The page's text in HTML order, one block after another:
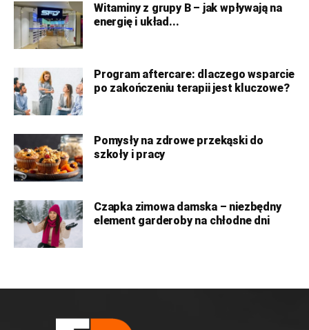
Witaminy z grupy B – jak wpływają na
energię i układ...
Program aftercare: dlaczego wsparcie
po zakończeniu terapii jest kluczowe?
Pomysły na zdrowe przekąski do
szkoły i pracy
Czapka zimowa damska – niezbędny
element garderoby na chłodne dni